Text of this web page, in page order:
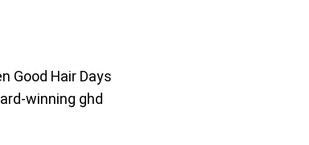
Good Hair Days
winning ghd